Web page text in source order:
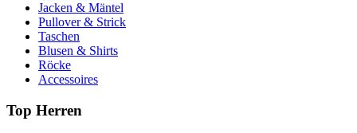
Jacken & Mäntel
Pullover & Strick
Taschen
Blusen & Shirts
Röcke
Accessoires
Top Herren